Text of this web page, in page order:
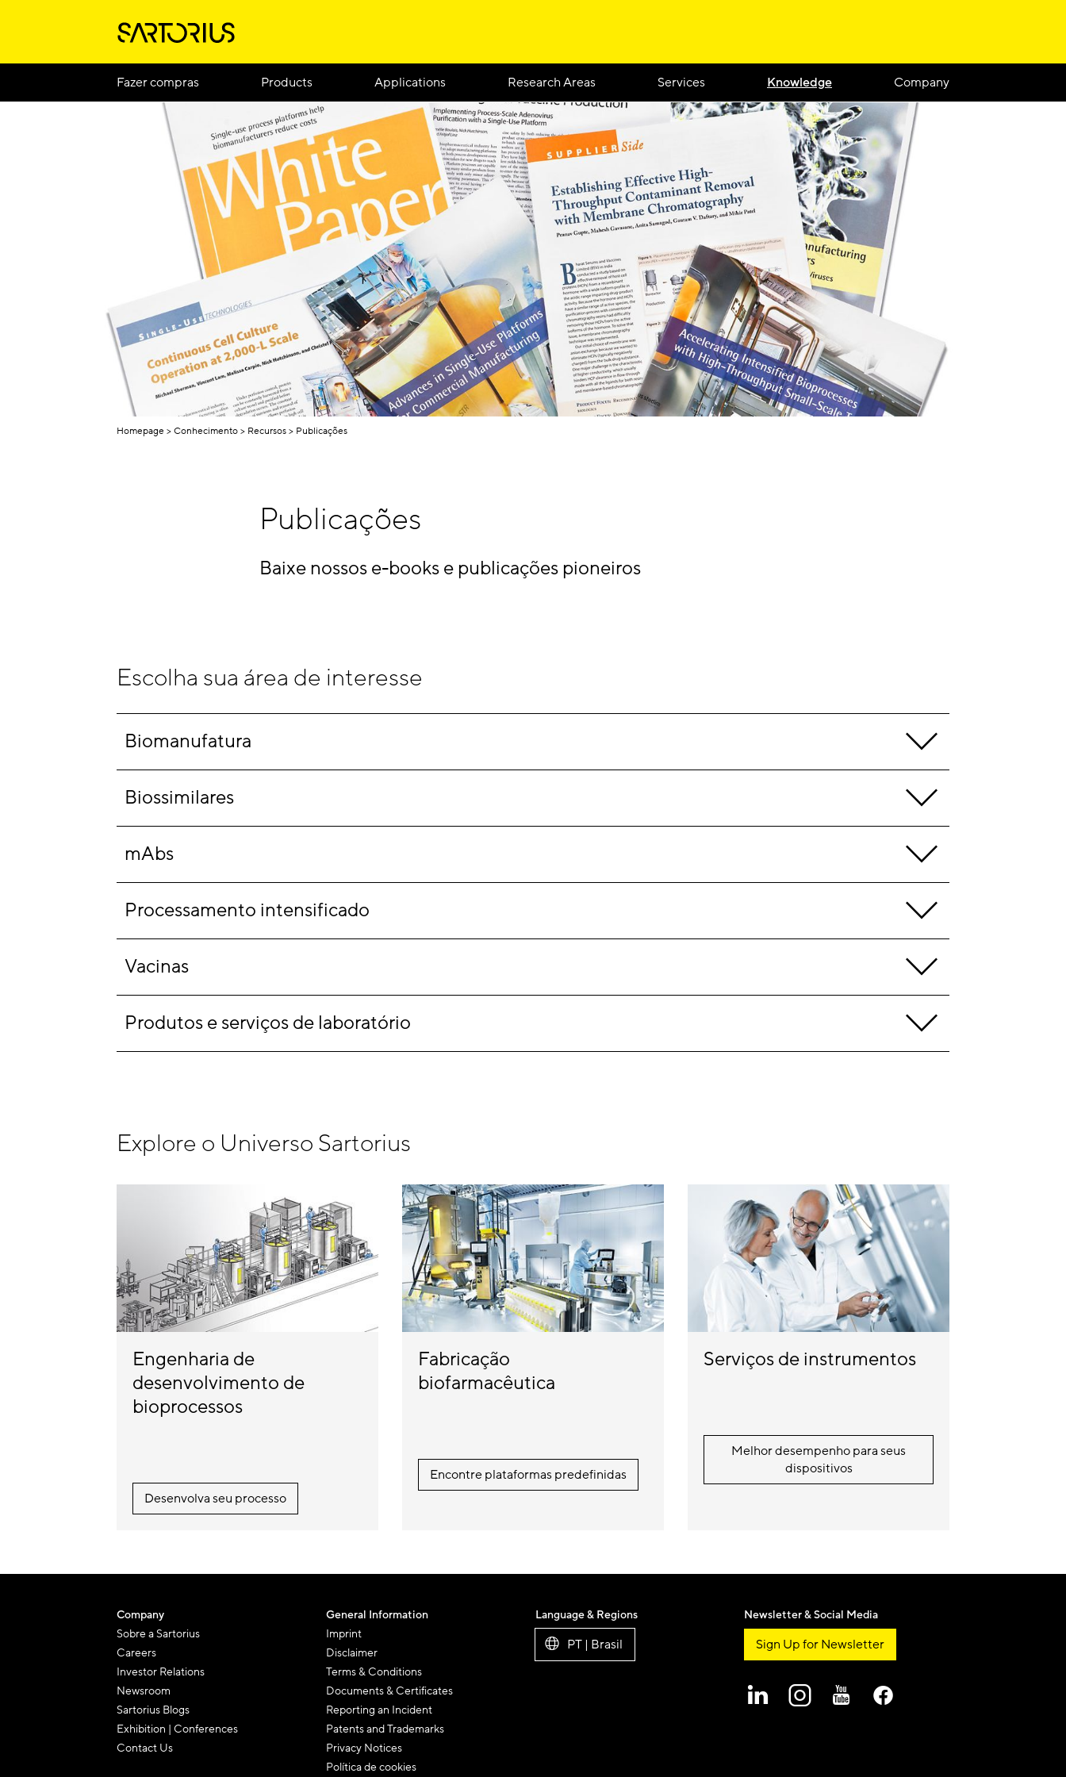
Fazer compras Products Applications Research Areas Services Knowledge Company
Homepage Conhecimento Recursos Publicações
Publicações
Baixe nossos e-books e publicações pioneiros
Escolha sua área de interesse
Biomanufatura
Biossimilares
mAbs
Processamento intensificado
Vacinas
Produtos e serviços de laboratório
Explore o Universo Sartorius
Engenharia de
desenvolvimento de
bioprocessos
Desenvolva seu processo
Fabricação
biofarmacêutica
Encontre plataformas predefinidas
Serviços de instrumentos
Melhor desempenho para seus
dispositivos
Company
Sobre a Sartorius
Careers
Investor Relations
Newsroom
Sartorius Blogs
Exhibition | Conferences
Contact Us
General Information
Imprint
Disclaimer
Terms & Conditions
Documents & Certificates
Reporting an Incident
Patents and Trademarks
Privacy Notices
Política de cookies
Language & Regions
PT | Brasil
Newsletter & Social Media
Sign Up for Newsletter